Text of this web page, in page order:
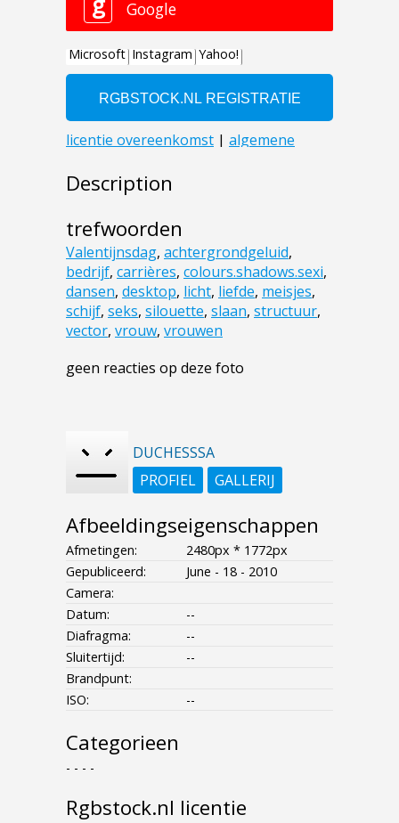
Description
trefwoorden
Valentijnsdag, achtergrondgeluid,
bedrijf, carrières, colours.shadows.sexi,
dansen, desktop, licht, liefde, meisjes,
schijf, seks, silouette, slaan, structuur,
vector, vrouw, vrouwen
geen reacties op deze foto
DUCHESSSA
PROFIEL
GALLERIJ
Afbeeldingseigenschappen
Afmetingen:
2480px * 1772px
Gepubliceerd:
June - 18 - 2010
Camera:
Datum:
--
Diafragma:
--
Sluitertijd:
--
Brandpunt:
ISO:
--
Categorieen
- - - -
Rgbstock.nl licentie